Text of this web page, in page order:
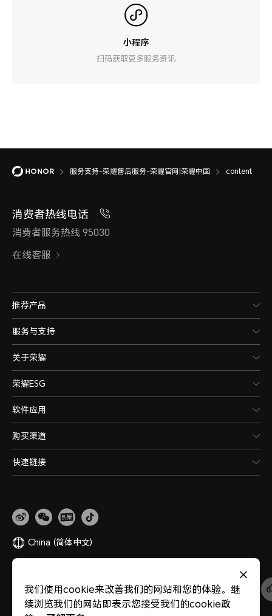
小程序
扫码获取更多服务资讯
服务支持-荣耀售后服务-荣耀官网|荣耀中国 content
消费者热线电话
消费者服务热线 95030
在线客服
推荐产品
服务与支持
关于荣耀
荣耀ESG
软件应用
购买渠道
快速链接
China (简体中文)
版权所有 © 荣耀终端股份有限公司 2020-2026 保留一切权利。
44030002002883
粤ICP备20047157号
我们使用cookie来改善我们的网站和您的体验。继
续浏览我们的网站即表示您接受我们的cookie政